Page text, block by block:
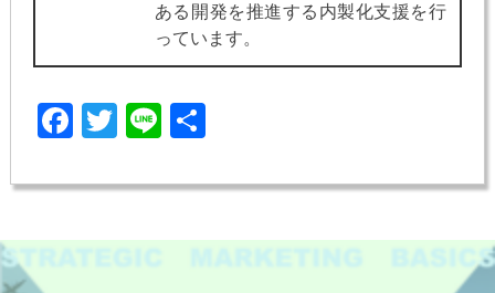
ある開発を推進する内製化支援を行
っています。
Facebook
Twitter
Line